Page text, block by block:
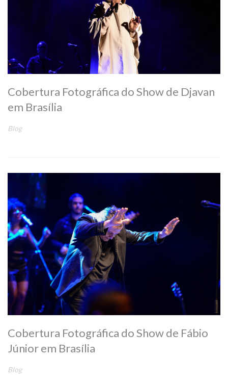
Cobertura Fotográfica do Show de Djavan
em Brasília
Blog
Cobertura Fotográfica do Show de Fábio
Júnior em Brasília
Blog